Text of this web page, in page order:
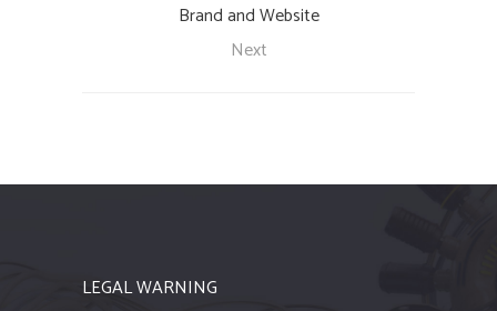
Brand and Website
Next
LEGAL WARNING